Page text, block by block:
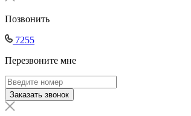
Позвонить
7255
Перезвоните мне
Заказать звонок